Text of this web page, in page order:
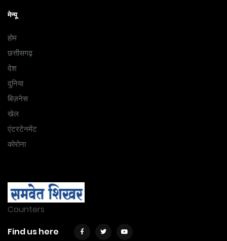
मेन्यू
होम
छत्तीसगढ़
देश
दुनिया
बिज़नेस
खेल
एंटरटेनमेंट
कोरोना
Counters
Find us here